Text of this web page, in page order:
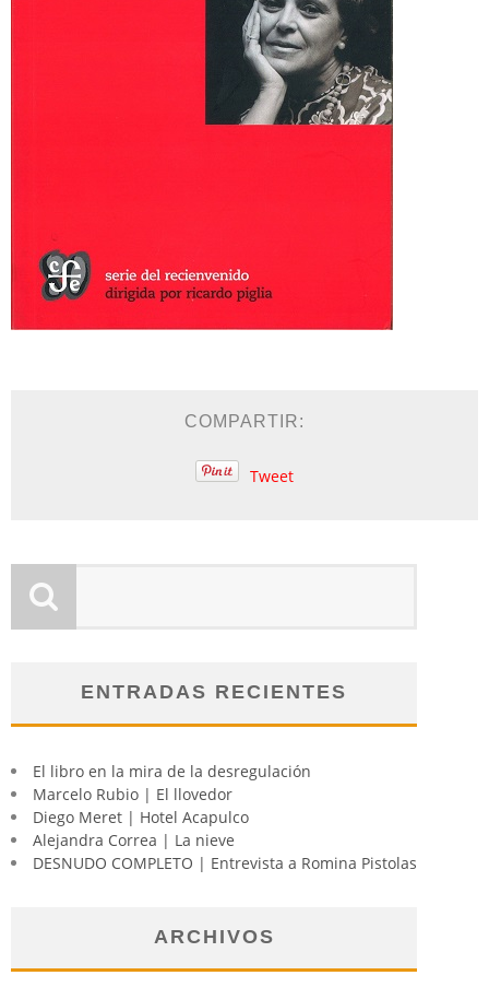
COMPARTIR:
Tweet
ENTRADAS RECIENTES
El libro en la mira de la desregulación
Marcelo Rubio | El llovedor
Diego Meret | Hotel Acapulco
Alejandra Correa | La nieve
DESNUDO COMPLETO | Entrevista a Romina Pistolas
ARCHIVOS